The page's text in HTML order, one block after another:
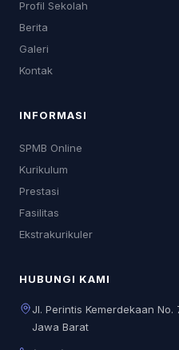
Profil Sekolah
Berita
Galeri
Kontak
INFORMASI
SPMB Online
Kurikulum
Prestasi
Fasilitas
Ekstrakurikuler
HUBUNGI KAMI
Jl. Perintis Kemerdekaan
Jawa Barat